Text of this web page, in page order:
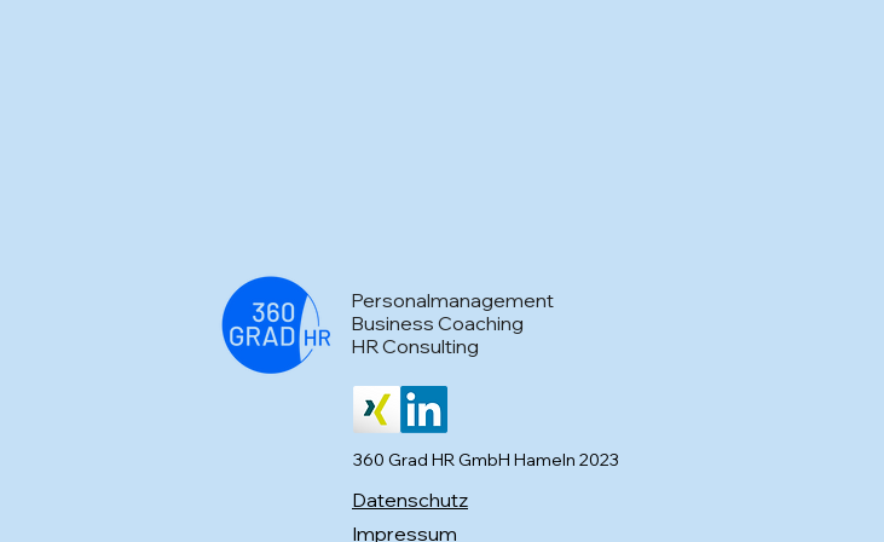
Personalmanagement
Business Coaching
HR Consulting
360 Grad HR GmbH Hameln 2023
Datenschutz
Impressum